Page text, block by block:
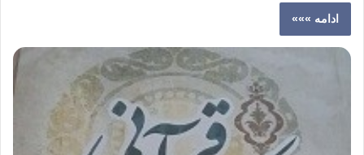
ادامه »»»